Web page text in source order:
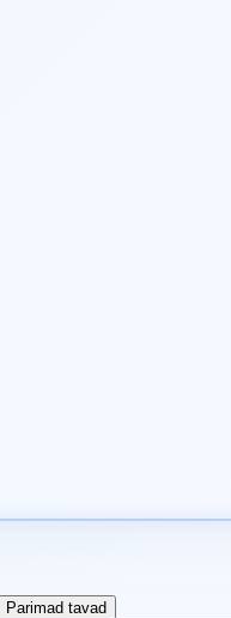
Parimad tavad